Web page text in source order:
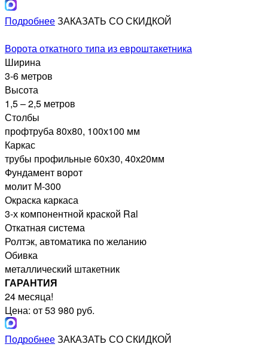
ПодробнееЗАКАЗАТЬ СО СКИДКОЙ
Ворота откатного типа из евроштакетника
Ширина
3-6 метров
Высота
1,5 – 2,5 метров
Столбы
профтруба 80х80, 100х100 мм
Каркас
трубы профильные 60х30, 40х20мм
Фундамент ворот
молит М-300
Окраска каркаса
3-х компонентной краской Ral
Откатная система
Ролтэк, автоматика по желанию
Обивка
металлический штакетник
ГАРАНТИЯ
24 месяца!
Цена: от 53 980 руб.
ПодробнееЗАКАЗАТЬ СО СКИДКОЙ